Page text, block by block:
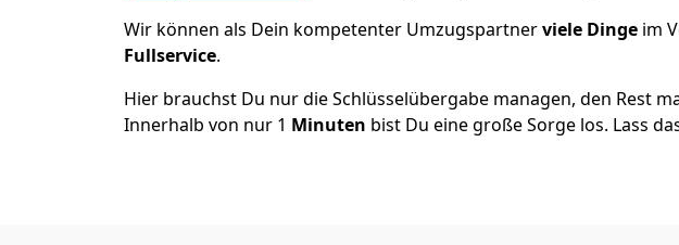
Wir können als Dein kompetenter Umzugspartnerviele Dinge im
Fullservice.
Hier brauchst Du nur die Schlüsselübergabe managen, den Rest
Innerhalb von nur 1 Minuten bist Du eine große Sorge los. Lass